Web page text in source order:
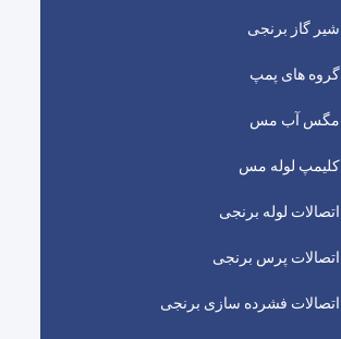
شیر گاز برنجی
گروه های پمپ
مگس آب مس
کلیمپ لوله مس
اتصالات لوله برنجی
اتصالات پرس برنجی
اتصالات فشرده سازی برنجی